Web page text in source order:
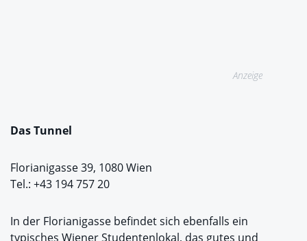
Anzeige
Das Tunnel
Florianigasse 39, 1080 Wien
Tel.: +43 194 757 20
In der Florianigasse befindet sich ebenfalls ein
typisches Wiener Studentenlokal, das gutes und